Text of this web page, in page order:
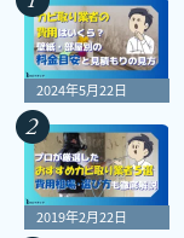
2024年5月22日
2019年2月22日